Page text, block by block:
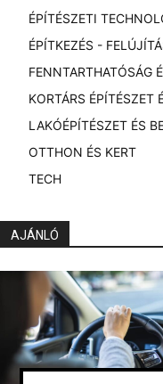
ÉPÍTÉSZETI
ÉPÍTKEZÉS -
FENNTARTHATÓSÁG
KORTÁRS ÉPÍTÉSZET
LAKÓÉPÍTÉSZET ÉS
OTTHON ÉS KERT
TECH
AJÁNLÓ